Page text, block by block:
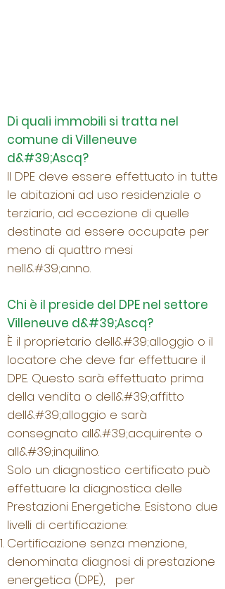
Di quali immobili si tratta nel
comune di Villeneuve
d&#39;Ascq?
Il DPE deve essere effettuato in tutte
le abitazioni ad uso residenziale o
terziario, ad eccezione di quelle
destinate ad essere occupate per
meno di quattro mesi
nell&#39;anno.
Chi è il preside del DPE nel settore
Villeneuve d&#39;Ascq?
È il proprietario dell&#39;alloggio o il
locatore che deve far effettuare il
DPE. Questo sarà effettuato prima
della vendita o dell&#39;affitto
dell&#39;alloggio e sarà
consegnato all&#39;acquirente o
all&#39;inquilino.
Solo un diagnostico certificato può
effettuare la diagnostica delle
Prestazioni Energetiche. Esistono due
livelli di certificazione:
Certificazione senza menzione,
denominata diagnosi di prestazione
energetica (DPE), per